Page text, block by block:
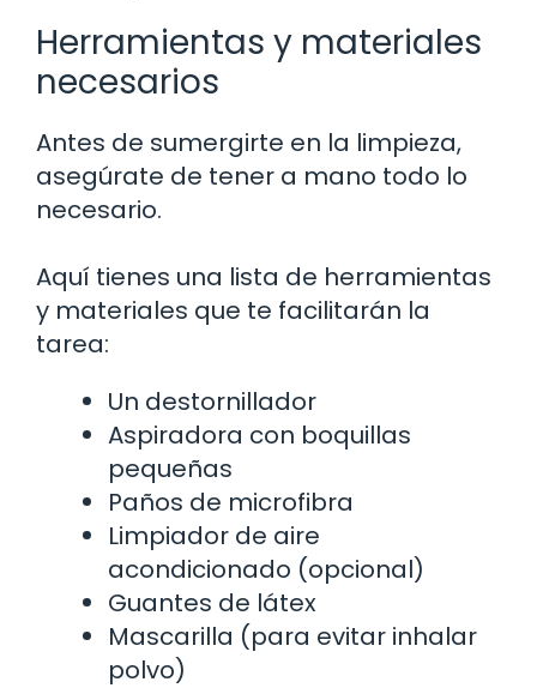
Herramientas y materiales
necesarios
Antes de sumergirte en la limpieza,
asegúrate de tener a mano todo lo
necesario.
Aquí tienes una lista de herramientas
y materiales que te facilitarán la
tarea:
Un destornillador
Aspiradora con boquillas
pequeñas
Paños de microfibra
Limpiador de aire
acondicionado (opcional)
Guantes de látex
Mascarilla (para evitar inhalar
polvo)